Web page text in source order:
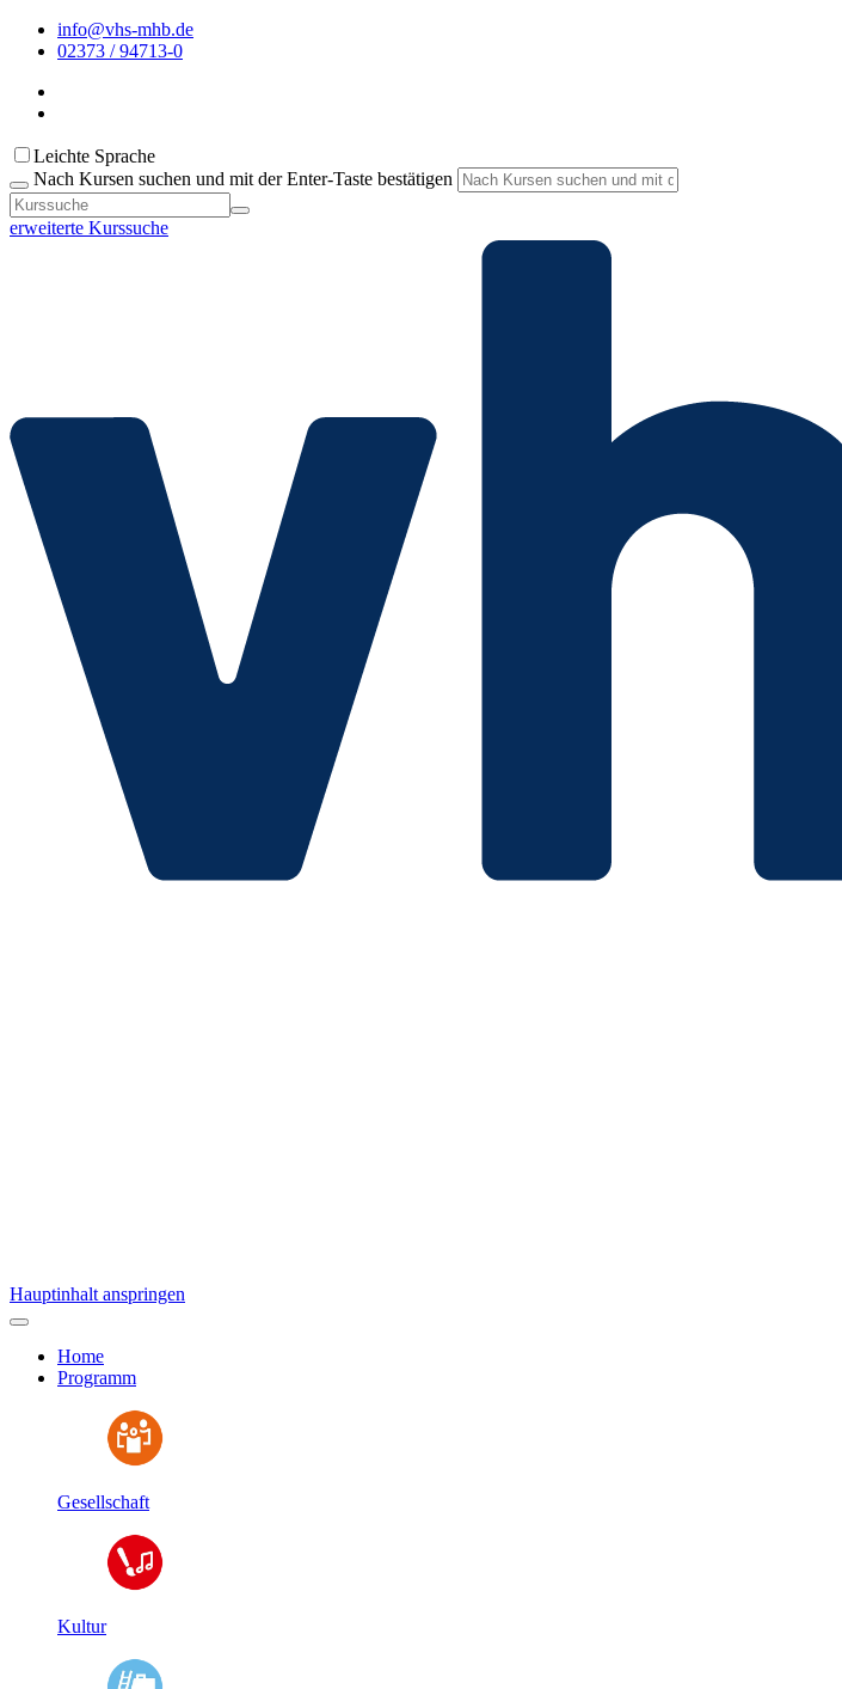
info@vhs-mhb.de
02373 / 94713-0
Leichte Sprache
Nach Kursen suchen und mit der Enter-Taste bestätigen
erweiterte Kurssuche
Hauptinhalt anspringen
Home
Programm
Gesellschaft
Kultur